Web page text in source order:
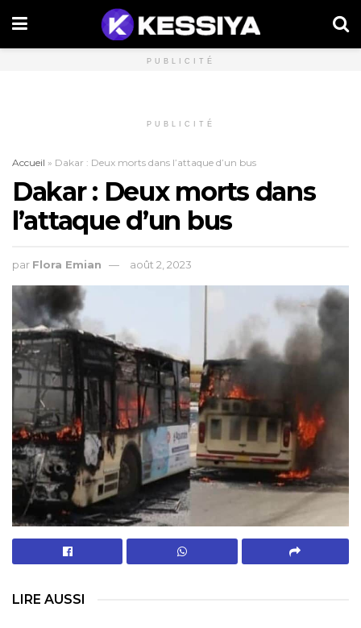
PUBLICITÉ
PUBLICITÉ
Accueil » Dakar : Deux morts dans l’attaque d’un bus
Dakar : Deux morts dans
l’attaque d’un bus
par Flora Emian août 2, 2023
LIRE AUSSI